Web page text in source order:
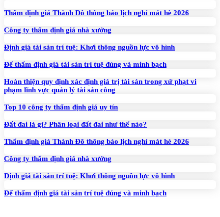
Thẩm định giá Thành Đô thông báo lịch nghỉ mát hè 2026
Công ty thẩm định giá nhà xưởng
Định giá tài sản trí tuệ: Khơi thông nguồn lực vô hình
Để thẩm định giá tài sản trí tuệ đúng và minh bạch
Hoàn thiện quy định xác định giá trị tài sản trong xử phạt vi
phạm lĩnh vực quản lý tài sản công
Top 10 công ty thẩm định giá uy tín
Đất đai là gì? Phân loại đất đai như thế nào?
Thẩm định giá Thành Đô thông báo lịch nghỉ mát hè 2026
Công ty thẩm định giá nhà xưởng
Định giá tài sản trí tuệ: Khơi thông nguồn lực vô hình
Để thẩm định giá tài sản trí tuệ đúng và minh bạch